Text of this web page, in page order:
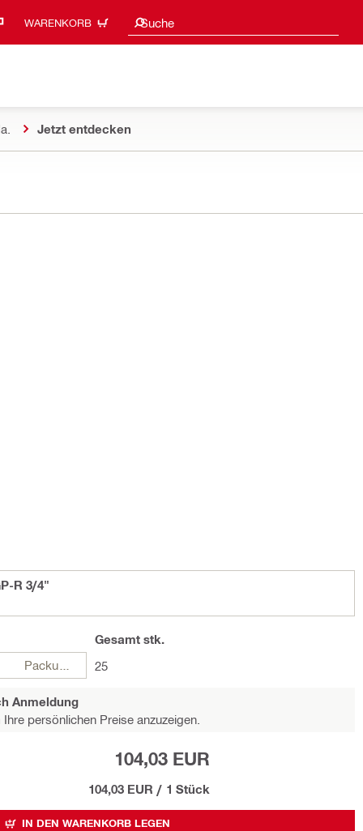
WARENKORB Suche
Suchvorschläge
Jetzt entdecken
R 3/4"
Gesamt stk.
25
Anmeldung
Ihre persönlichen Preise anzuzeigen.
104,03 EUR
104,03 EUR / 1 Stück
IN DEN WARENKORB LEGEN